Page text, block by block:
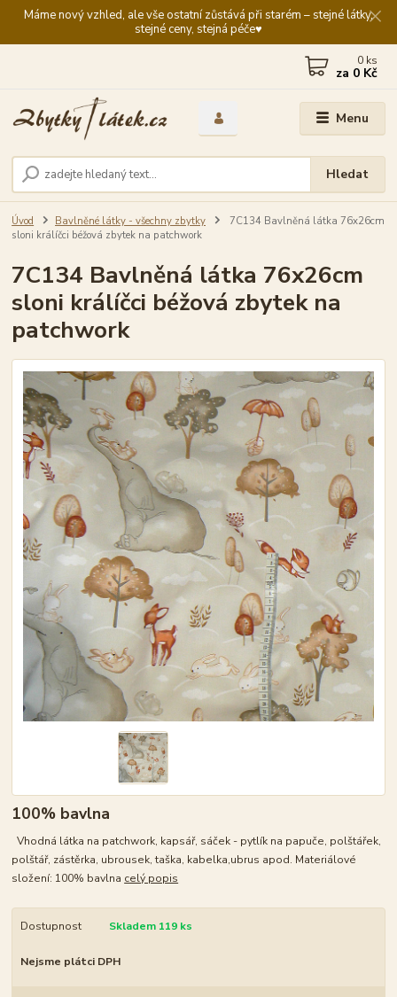
Máme nový vzhled, ale vše ostatní zůstává při starém – stejné látky,
stejné ceny, stejná péče♥️
Menu
Hledat
0 ks
za 0 Kč
Úvod Bavlněné látky - všechny zbytky
7C134 Bavlněná látka 76x26cm
sloni králíčci béžová zbytek na patchwork
7C134 Bavlněná látka 76x26cm
sloni králíčci béžová zbytek na
patchwork
100% bavlna
Vhodná látka na patchwork, kapsář, sáček - pytlík na papuče, polštářek,
polštář, zástěrka, ubrousek, taška, kabelka,ubrus apod. Materiálové
složení: 100% bavlna celý popis
Dostupnost Skladem 119 ks
Nejsme plátci DPH